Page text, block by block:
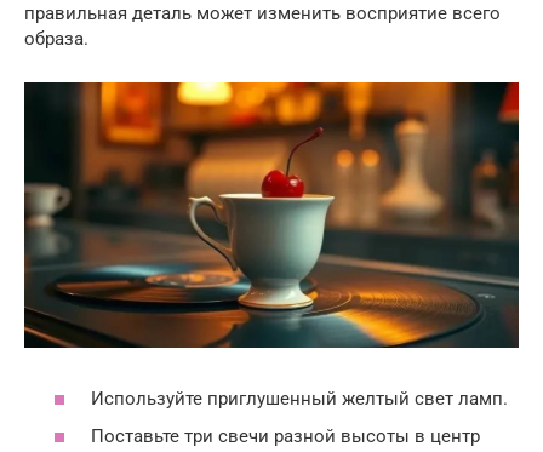
правильная деталь может изменить восприятие всего
образа.
Используйте приглушенный желтый свет ламп.
Поставьте три свечи разной высоты в центр